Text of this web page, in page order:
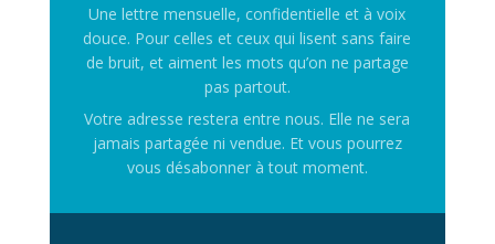
Une lettre mensuelle, confidentielle et à voix
douce. Pour celles et ceux qui lisent sans faire
de bruit, et aiment les mots qu’on ne partage
pas partout.
Votre adresse restera entre nous. Elle ne sera
jamais partagée ni vendue. Et vous pourrez
vous désabonner à tout moment.